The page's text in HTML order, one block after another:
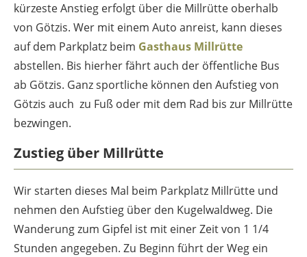
kürzeste Anstieg erfolgt über die Millrütte oberhalb
von Götzis. Wer mit einem Auto anreist, kann dieses
auf dem Parkplatz beim Gasthaus Millrütte
abstellen. Bis hierher fährt auch der öffentliche Bus
ab Götzis. Ganz sportliche können den Aufstieg von
Götzis auch zu Fuß oder mit dem Rad bis zur Millrütte
bezwingen.
Zustieg über Millrütte
Wir starten dieses Mal beim Parkplatz Millrütte und
nehmen den Aufstieg über den Kugelwaldweg. Die
Wanderung zum Gipfel ist mit einer Zeit von 1 1/4
Stunden angegeben. Zu Beginn führt der Weg ein